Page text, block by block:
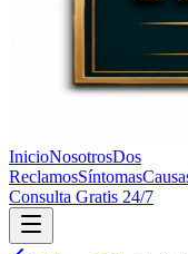
InicioNosotrosDos
ReclamosSíntomas
Consulta Gratis 24/7